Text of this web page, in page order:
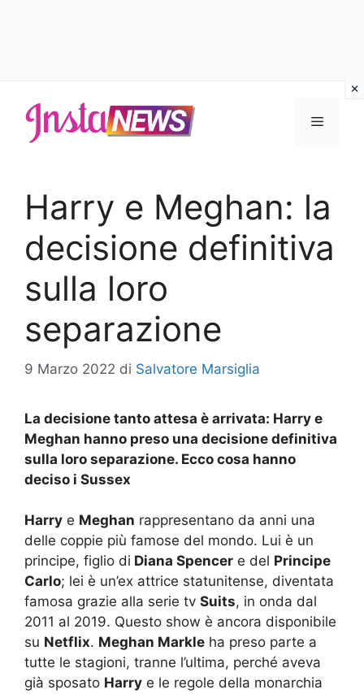
contenuto
Menu
Harry e Meghan: la
decisione definitiva
sulla loro
separazione
9 Marzo 2022 di Salvatore Marsiglia
La decisione tanto attesa è arrivata: Harry e
Meghan hanno preso una decisione definitiva
sulla loro separazione. Ecco cosa hanno
deciso i Sussex
Harry e Meghan rappresentano da anni una
delle coppie più famose del mondo. Lui è un
principe, figlio di Diana Spencer e del Principe
Carlo; lei è un’ex attrice statunitense, diventata
famosa grazie alla serie tv Suits, in onda dal
2011 al 2019. Questo show è ancora disponibile
su Netflix. Meghan Markle ha preso parte a
tutte le stagioni, tranne l’ultima, perché aveva
già sposato Harry e le regole della monarchia